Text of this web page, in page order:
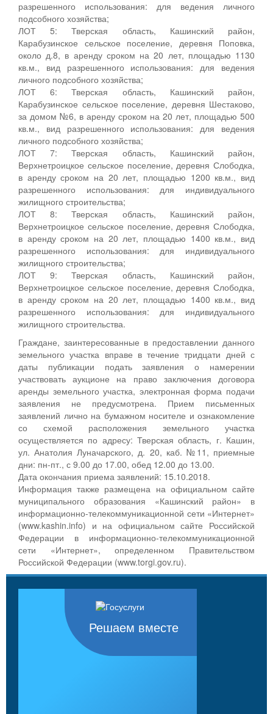
разрешенного использования: для ведения личного
подсобного хозяйства;
ЛОТ 5: Тверская область, Кашинский район,
Карабузинское сельское поселение, деревня Поповка,
около д.8, в аренду сроком на 20 лет, площадью 1130
кв.м., вид разрешенного использования: для ведения
личного подсобного хозяйства;
ЛОТ 6: Тверская область, Кашинский район,
Карабузинское сельское поселение, деревня Шестаково,
за домом №6, в аренду сроком на 20 лет, площадью 500
кв.м., вид разрешенного использования: для ведения
личного подсобного хозяйства;
ЛОТ 7: Тверская область, Кашинский район,
Верхнетроицкое сельское поселение, деревня Слободка,
в аренду сроком на 20 лет, площадью 1200 кв.м., вид
разрешенного использования: для индивидуального
жилищного строительства;
ЛОТ 8: Тверская область, Кашинский район,
Верхнетроицкое сельское поселение, деревня Слободка,
в аренду сроком на 20 лет, площадью 1400 кв.м., вид
разрешенного использования: для индивидуального
жилищного строительства;
ЛОТ 9: Тверская область, Кашинский район,
Верхнетроицкое сельское поселение, деревня Слободка,
в аренду сроком на 20 лет, площадью 1400 кв.м., вид
разрешенного использования: для индивидуального
жилищного строительства.
Граждане, заинтересованные в предоставлении данного
земельного участка вправе в течение тридцати дней с
даты публикации подать заявления о намерении
участвовать аукционе на право заключения договора
аренды земельного участка, электронная форма подачи
заявления не предусмотрена. Прием письменных
заявлений лично на бумажном носителе и ознакомление
со схемой расположения земельного участка
осуществляется по адресу: Тверская область, г. Кашин,
ул. Анатолия Луначарского, д. 20, каб. №11, приемные
дни: пн-пт., с 9.00 до 17.00, обед 12.00 до 13.00.
Дата окончания приема заявлений: 15.10.2018.
Информация также размещена на официальном сайте
муниципального образования «Кашинский район» в
информационно-телекоммуникационной сети «Интернет»
(www.kashin.info) и на официальном сайте Российской
Федерации в информационно-телекоммуникационной
сети «Интернет», определенном Правительством
Российской Федерации (www.torgi.gov.ru).
Решаем вместе